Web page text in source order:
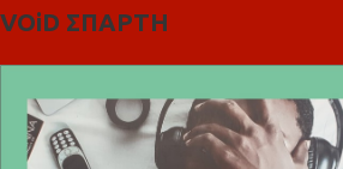
VOiD ΣΠΑΡΤΗ